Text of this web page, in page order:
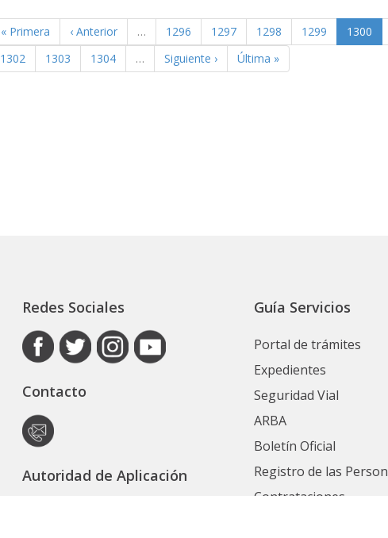
« Primera ‹ Anterior … 1296 1297 1298 1299
1300
1302
1303 1304 … Siguiente › Última »
Redes Sociales
Contacto
Autoridad de Aplicación
Guía Servicios
Portal de trámites
Expedientes
Seguridad Vial
ARBA
Boletín Oficial
Registro de las
Contrataciones